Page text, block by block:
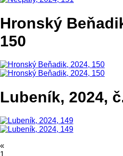
Hronský
150
Lubeník, 2024,
«